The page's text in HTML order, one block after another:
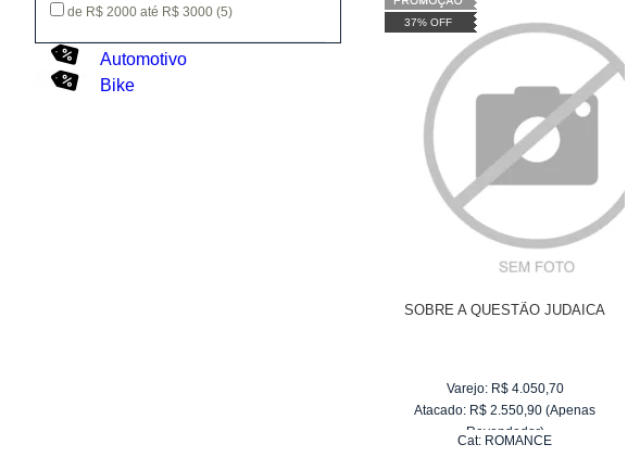
de R$ 2000 até R$ 3000 (5)
Automotivo
Bike
37% OFF
SOBRE A QUESTÃO JUDAICA
Varejo: R$ 4.050,70
Atacado: R$ 2.550,90 (Apenas
Revendedor)
Cat: ROMANCE